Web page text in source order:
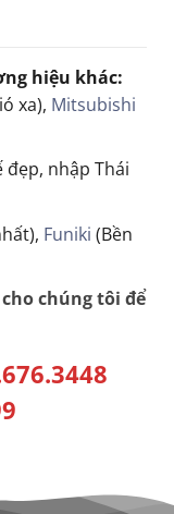
hiệu khác:
xa), Mitsubishi
đẹp, nhập Thái
Funiki (Bền
chúng tôi để